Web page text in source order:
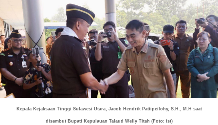
Kepala Kejaksaan Tinggi Sulawesi Utara, Jacob Hendrik Pattipeilohy, S.H., M.H saat
disambut Bupati Kepulauan Talaud Welly Titah (Foto: ist)